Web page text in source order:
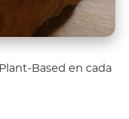
Plant-Based en cada